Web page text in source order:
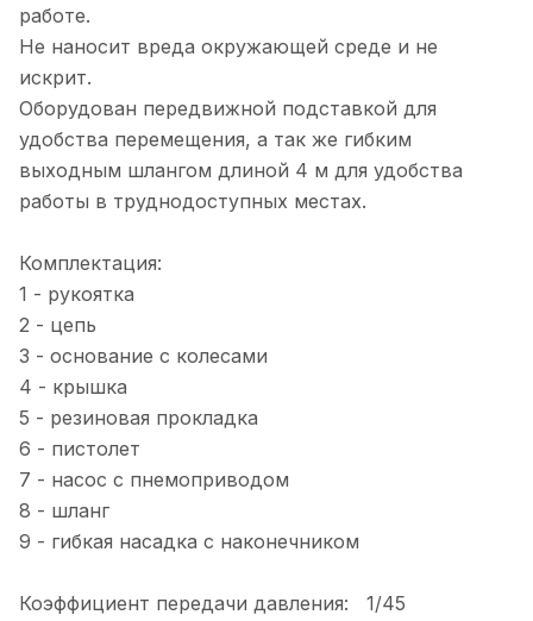
работе.
Не наносит вреда окружающей среде и не
искрит.
Оборудован передвижной подставкой для
удобства перемещения, а так же гибким
выходным шлангом длиной 4 м для удобства
работы в труднодоступных местах.
Комплектация:
1 - рукоятка
2 - цепь
3 - основание с колесами
4 - крышка
5 - резиновая прокладка
6 - пистолет
7 - насос с пнемоприводом
8 - шланг
9 - гибкая насадка с наконечником
Коэффициент передачи давления: 1/45